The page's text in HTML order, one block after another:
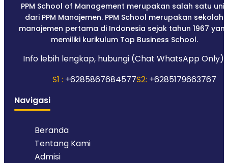
PPM School of Management merupakan salah satu unit
dari PPM Manajemen. PPM School merupakan sekolah
manajemen pertama di Indonesia sejak tahun 1967
memiliki kurikulum Top Business School.
Info lebih lengkap, hubungi (Chat WhatsApp Only):
S1 : +6285867684577S2: +6285179663767
Navigasi
Beranda
Tentang Kami
Admisi